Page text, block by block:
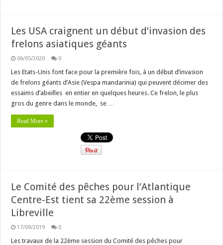
Les USA craignent un début d’invasion des
frelons asiatiques géants
06/05/2020 0
Les Etats-Unis font face pour la première fois, à un début d’invasion
de frelons géants d’Asie (Vespa mandarinia) qui peuvent décimer des
essaims d’abeilles en entier en quelques heures. Ce frelon, le plus
gros du genre dans le monde, se …
Read More »
Le Comité des pêches pour l’Atlantique
Centre-Est tient sa 22ème session à
Libreville
17/09/2019 0
Les travaux de la 22ème session du Comité des pêches pour